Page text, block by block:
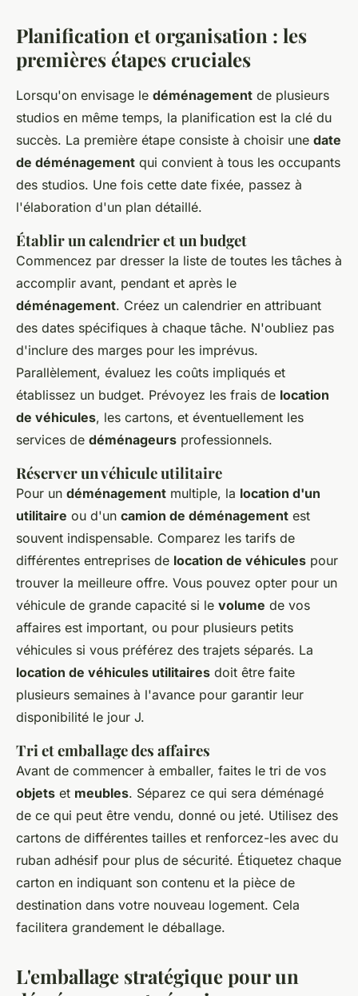
Planification et organisation : les
premières étapes cruciales
Lorsqu'on envisage le déménagement de plusieurs
studios en même temps, la planification est la clé du
succès. La première étape consiste à choisir une date
de déménagement qui convient à tous les occupants
des studios. Une fois cette date fixée, passez à
l'élaboration d'un plan détaillé.
Établir un calendrier et un budget
Commencez par dresser la liste de toutes les tâches à
accomplir avant, pendant et après le
déménagement. Créez un calendrier en attribuant
des dates spécifiques à chaque tâche. N'oubliez pas
d'inclure des marges pour les imprévus.
Parallèlement, évaluez les coûts impliqués et
établissez un budget. Prévoyez les frais de location
de véhicules, les cartons, et éventuellement les
services de déménageurs professionnels.
Réserver un véhicule utilitaire
Pour un déménagement multiple, la location d'un
utilitaire ou d'un camion de déménagement est
souvent indispensable. Comparez les tarifs de
différentes entreprises de location de véhicules pour
trouver la meilleure offre. Vous pouvez opter pour un
véhicule de grande capacité si le volume de vos
affaires est important, ou pour plusieurs petits
véhicules si vous préférez des trajets séparés. La
location de véhicules utilitaires doit être faite
plusieurs semaines à l'avance pour garantir leur
disponibilité le jour J.
Tri et emballage des affaires
Avant de commencer à emballer, faites le tri de vos
objets et meubles. Séparez ce qui sera déménagé
de ce qui peut être vendu, donné ou jeté. Utilisez des
cartons de différentes tailles et renforcez-les avec du
ruban adhésif pour plus de sécurité. Étiquetez chaque
carton en indiquant son contenu et la pièce de
destination dans votre nouveau logement. Cela
facilitera grandement le déballage.
L'emballage stratégique pour un